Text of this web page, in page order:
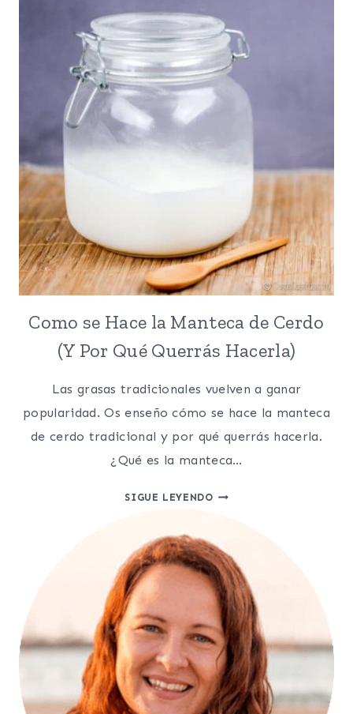
CLARIFICADA)
Como se Hace la Manteca de Cerdo
(Y Por Qué Querrás Hacerla)
Las grasas tradicionales vuelven a ganar
popularidad. Os enseño cómo se hace la manteca
de cerdo tradicional y por qué querrás hacerla.
¿Qué es la manteca…
SIGUE LEYENDOCOMO
LA
MANTECA
DE
CERDO
(Y
POR
QUÉ
QUERRÁS
HACERLA)